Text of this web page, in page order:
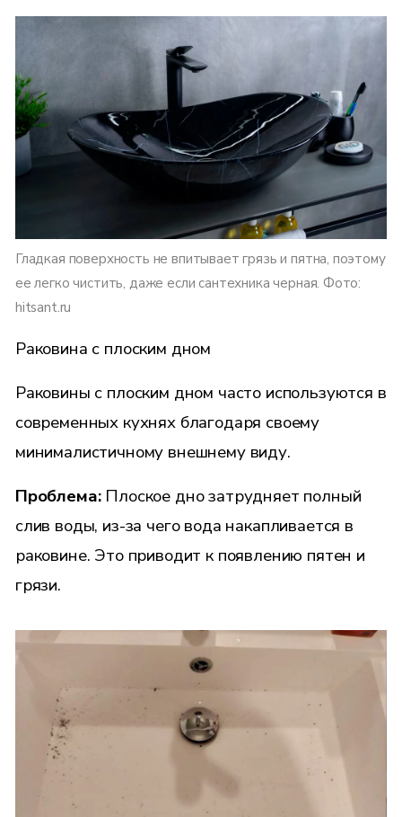
Гладкая поверхность не впитывает грязь и пятна, поэтому
ее легко чистить, даже если сантехника черная. Фото:
hitsant.ru
Раковина с плоским дном
Раковины с плоским дном часто используются в
современных кухнях благодаря своему
минималистичному внешнему виду.
Проблема:Плоское дно затрудняет полный
слив воды, из-за чего вода накапливается в
раковине. Это приводит к появлению пятен и
грязи.